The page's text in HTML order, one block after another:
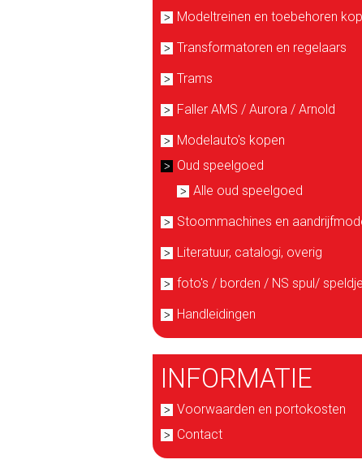
Modeltreinen en toebehoren
Transformatoren en regelaars
Trams
Faller AMS / Aurora / Arnold
Modelauto's kopen
Oud speelgoed
Alle oud speelgoed
Stoommachines en
Literatuur, catalogi, overig
foto's / borden / NS spul/
Handleidingen
INFORMATIE
Voorwaarden en portokosten
Contact